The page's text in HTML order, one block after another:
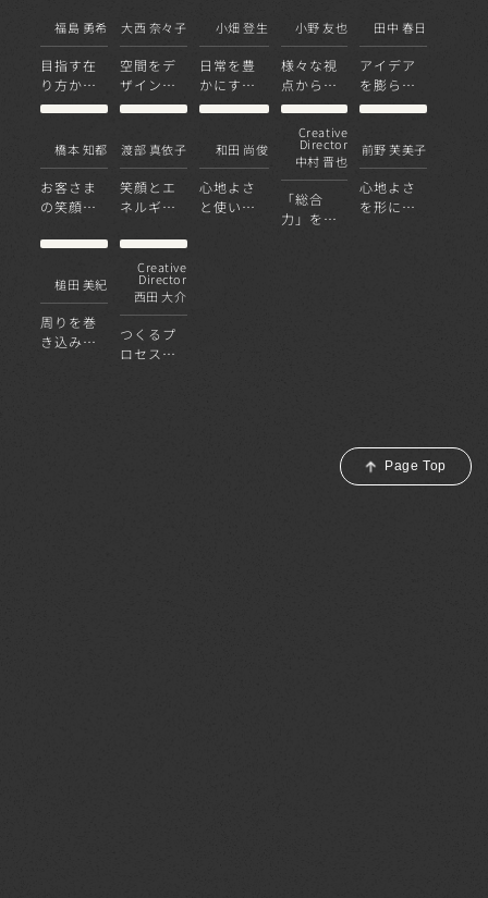
を創る
ンする
人」であ
りたい
福島 勇希
目指す在
り方から
細部まで
ー性のあ
ンを
大西 奈々子
空間をデ
ザインす
ることで
彩る時間
小畑 登生
日常を豊
かにする
空間づく
小野 友也
様々な視
点から課
題を見つ
め、利用
者に寄り
添うデザ
インを
田中 春日
アイデア
を膨らま
せ、自分
クワクす
ナー
橋本 知都
お客さま
の笑顔の
間づくり
渡部 真依子
笑顔とエ
ネルギー
る空間づ
くりを目
指す
和田 尚俊
心地よさ
と使いや
Creative
Director
中村 晋也
「総合
力」を持
前野 芙美子
心地よさ
を形にし
槌田 美紀
周りを巻
き込み、
Creative
Director
西田 大介
つくるプ
ロセス
Page Top